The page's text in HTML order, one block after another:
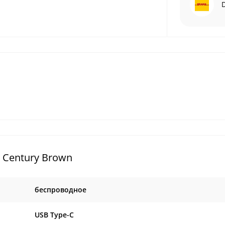
Brown
беспроводное
USB Type-C